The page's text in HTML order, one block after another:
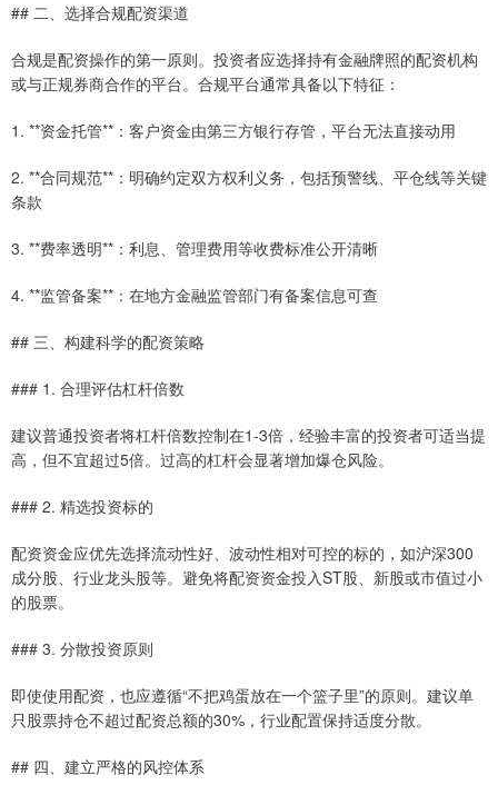
## 二、选择合规配资渠道
合规是配资操作的第一原则。投资者应选择持有金融牌照的配资机构
或与正规券商合作的平台。合规平台通常具备以下特征：
1. **资金托管**：客户资金由第三方银行存管，平台无法直接动用
2. **合同规范**：明确约定双方权利义务，包括预警线、平仓线等关键
条款
3. **费率透明**：利息、管理费用等收费标准公开清晰
4. **监管备案**：在地方金融监管部门有备案信息可查
## 三、构建科学的配资策略
### 1. 合理评估杠杆倍数
建议普通投资者将杠杆倍数控制在1-3倍，经验丰富的投资者可适当提
高，但不宜超过5倍。过高的杠杆会显著增加爆仓风险。
### 2. 精选投资标的
配资资金应优先选择流动性好、波动性相对可控的标的，如沪深300
成分股、行业龙头股等。避免将配资资金投入ST股、新股或市值过小
的股票。
### 3. 分散投资原则
即使使用配资，也应遵循“不把鸡蛋放在一个篮子里”的原则。建议单
只股票持仓不超过配资总额的30%，行业配置保持适度分散。
## 四、建立严格的风控体系